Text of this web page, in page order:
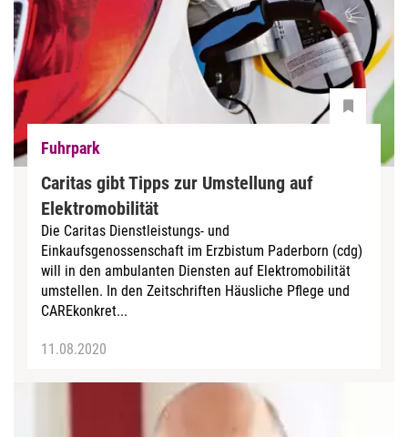
Fuhrpark
Caritas gibt Tipps zur Umstellung auf
Elektromobilität
Die Caritas Dienstleistungs- und
Einkaufsgenossenschaft im Erzbistum Paderborn (cdg)
will in den ambulanten Diensten auf Elektromobilität
umstellen. In den Zeitschriften Häusliche Pflege und
CAREkonkret...
11.08.2020